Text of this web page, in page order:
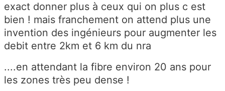
exact donner plus à ceux qui on plus c est
bien ! mais franchement on attend plus une
invention des ingénieurs pour augmenter les
debit entre 2km et 6 km du nra
....en attendant la fibre environ 20 ans pour
les zones très peu dense !